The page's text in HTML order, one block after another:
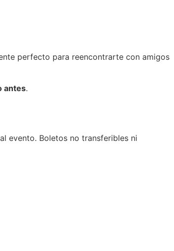
perfecto para reencontrarte con amigos
antes.
evento. Boletos no transferibles ni